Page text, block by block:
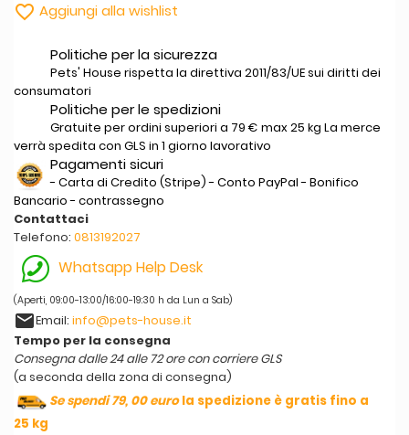
 Aggiungi alla wishlist
Politiche per la sicurezza
Pets' House rispetta la direttiva 2011/83/UE sui diritti dei
consumatori
Politiche per le spedizioni
Gratuite per ordini superiori a 79 € max 25 kg La merce
verrà spedita con GLS in 1 giorno lavorativo
Pagamenti sicuri
- Carta di Credito (Stripe) - Conto PayPal - Bonifico
Bancario - contrassegno
Contattaci
Telefono: 0813192027
Whatsapp Help Desk
(Aperti, 09:00-13:00/16:00-19:30 h da Lun a Sab)
emailEmail: info@pets-house.it
Tempo per la consegna
Consegna dalle 24 alle 72 ore con corriere GLS
(a seconda della zona di consegna)
Se spendi 79, 00 eurola spedizione è gratis fino a
25 kg